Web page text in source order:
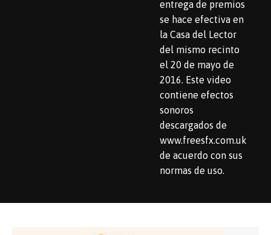
entrega de premios
se hace efectiva en
la Casa del Lector
del mismo recinto
el 20 de mayo de
2016. Este video
contiene efectos
sonoros
descargados de
www.freesfx.com.uk
de acuerdo con sus
normas de uso.